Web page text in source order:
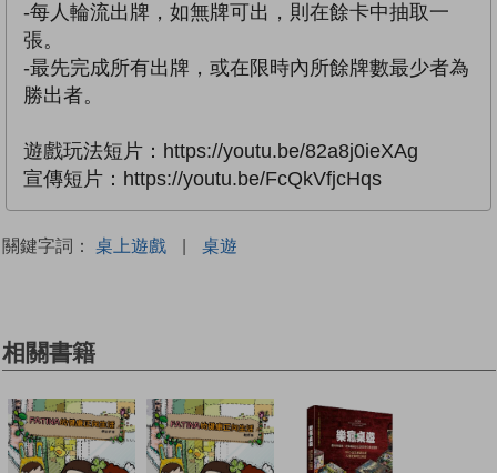
-每人輪流出牌，如無牌可出，則在餘卡中抽取一
張。
-最先完成所有出牌，或在限時內所餘牌數最少者為
勝出者。
遊戲玩法短片：https://youtu.be/82a8j0ieXAg
宣傳短片：https://youtu.be/FcQkVfjcHqs
關鍵字詞： 桌上遊戲 | 桌遊
相關書籍